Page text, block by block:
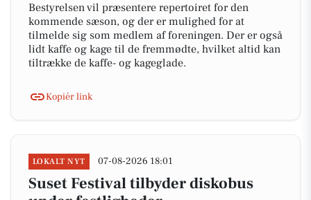
Bestyrelsen vil præsentere repertoiret for den
kommende sæson, og der er mulighed for at
tilmelde sig som medlem af foreningen. Der er også
lidt kaffe og kage til de fremmødte, hvilket altid kan
tiltrække de kaffe- og kageglade.
Kopiér link
LOKALT NYT 07-08-2026 18:01
Suset Festival tilbyder diskobus